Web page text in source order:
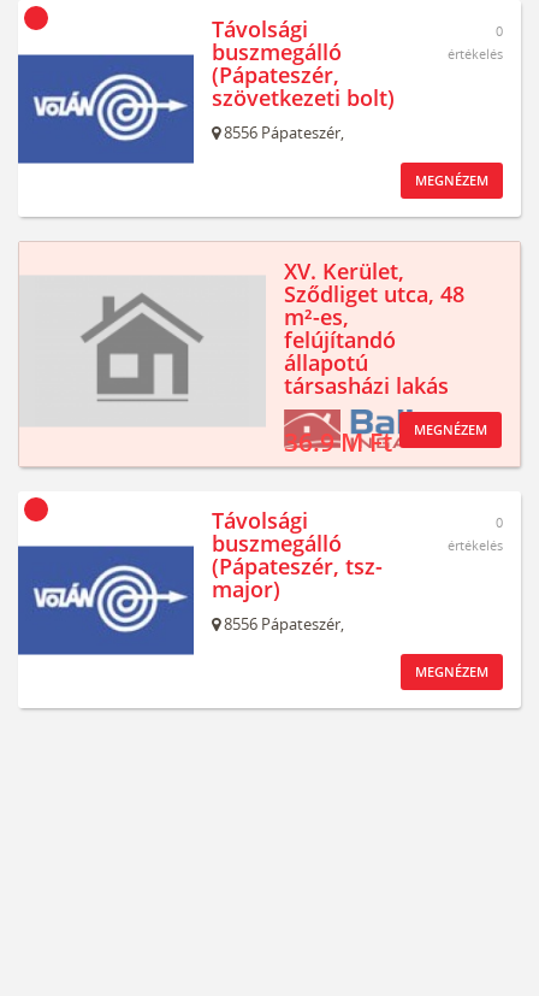
Távolsági
buszmegálló
(Pápateszér,
szövetkezeti bolt)
8556 Pápateszér,
0
értékelés
MEGNÉZEM
XV. Kerület,
Sződliget utca, 48
m²-es,
felújítandó
állapotú
társasházi lakás
36.9 M Ft MEGNÉZEM
Távolsági
buszmegálló
(Pápateszér, tsz-
major)
8556 Pápateszér,
0
értékelés
MEGNÉZEM